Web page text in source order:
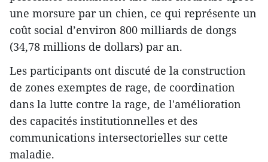
une morsure par un chien, ce qui représente un
coût social d’environ 800 milliards de dongs
(34,78 millions de dollars) par an.
Les participants ont discuté de la construction
de zones exemptes de rage, de coordination
dans la lutte contre la rage, de l'amélioration
des capacités institutionnelles et des
communications intersectorielles sur cette
maladie.